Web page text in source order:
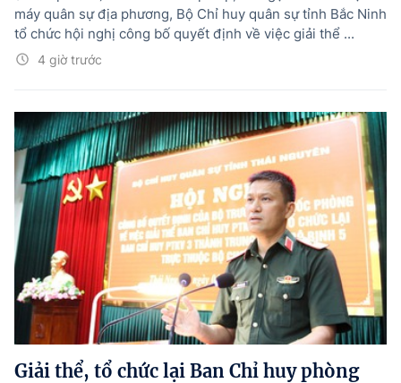
4 giờ trước
máy quân sự địa phương, Bộ Chỉ huy quân sự tỉnh Bắc Ninh
tổ chức hội nghị công bố quyết định về việc giải thể ...
Giải thể, tổ chức lại Ban Chỉ huy phòng